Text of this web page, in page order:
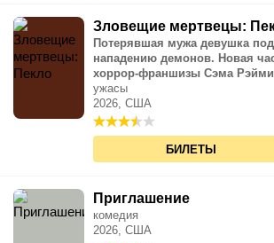
Зловещие мертвецы:
Потерявшая мужа девушка
нападению демонов. Новая
хоррор-франшизы Сэма Рэйми
ужасы
2026, США
БИЛЕТЫ
Приглашение
комедия
2026, США